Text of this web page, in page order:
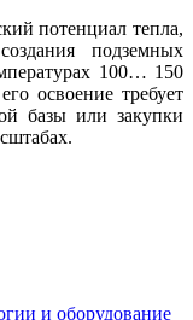
потенциал тепла,
подземных
100… 150
освоение требует
базы или закупки
и оборудование